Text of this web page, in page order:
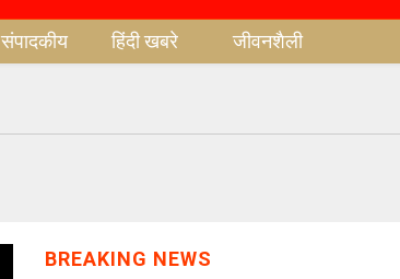
संपादकीय हिंदी खबरे जीवनशैली
BREAKING NEWS